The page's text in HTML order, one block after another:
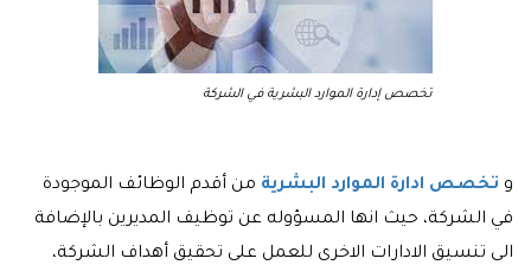
تخصص إدارة الموارد البشرية في الشركة
و تخصص ادارة الموارد البشرية من أقدم الوظائف الموجودة
في الشركة، حيث انها المسؤوله عن توظيف المديرين بالإضافة
الى تنسيق الادارات الاخرى للعمل على تحقيق أهداف الشركة،